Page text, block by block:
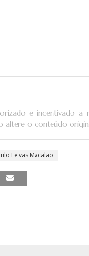
e incentivado a
altere o conteúdo
Leivas Macalão